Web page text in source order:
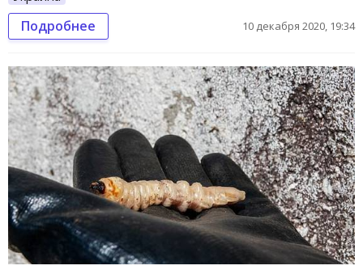
Подробнее 10 декабря 2020, 19:34